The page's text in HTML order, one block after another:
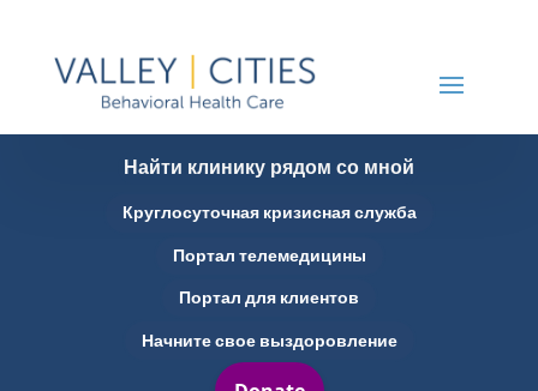
Найти клинику рядом со мной
Круглосуточная кризисная служба
Портал телемедицины
Портал для клиентов
Начните свое выздоровление